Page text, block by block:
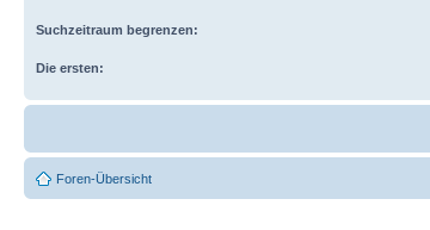
Suchzeitraum begrenzen:
Die ersten:
Foren-Übersicht